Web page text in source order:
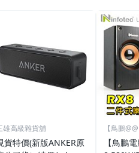
雄高級雜貨舖
貨特價(新版ANKER原
【鳥鵬
【鳥鵬